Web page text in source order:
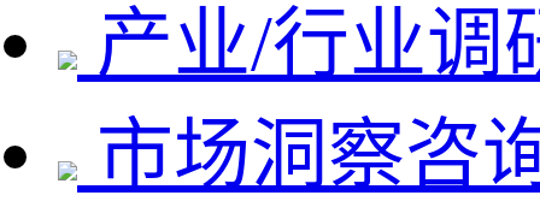
产业/行业调
市场洞察咨